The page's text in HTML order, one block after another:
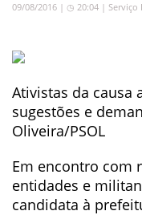
09/08/2016 | ◷ 20:04 | Serviço
Ativistas da causa
sugestões e
Oliveira/PSOL
Em encontro com
entidades e
candidata à